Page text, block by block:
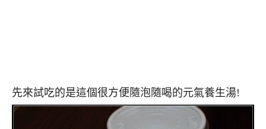
先來試吃的是這個很方便隨泡隨喝的元氣養生湯!